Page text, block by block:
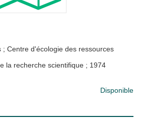
; Centre d'écologie des ressources
la recherche scientifique ; 1974
Disponible